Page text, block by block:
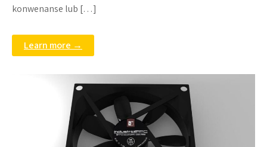
konwenanse lub […]
Learn more →